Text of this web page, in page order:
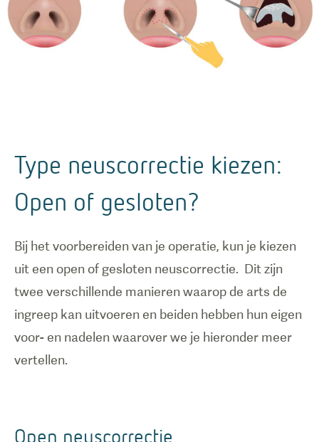
hoe een
neuscorrectie
werkt.
Type neuscorrectie kiezen:
Open of gesloten?
Bij het voorbereiden van je operatie, kun je kiezen
uit een open of gesloten neuscorrectie. Dit zijn
twee verschillende manieren waarop de arts de
ingreep kan uitvoeren en beiden hebben hun eigen
voor- en nadelen waarover we je hieronder meer
vertellen.
Open neuscorrectie